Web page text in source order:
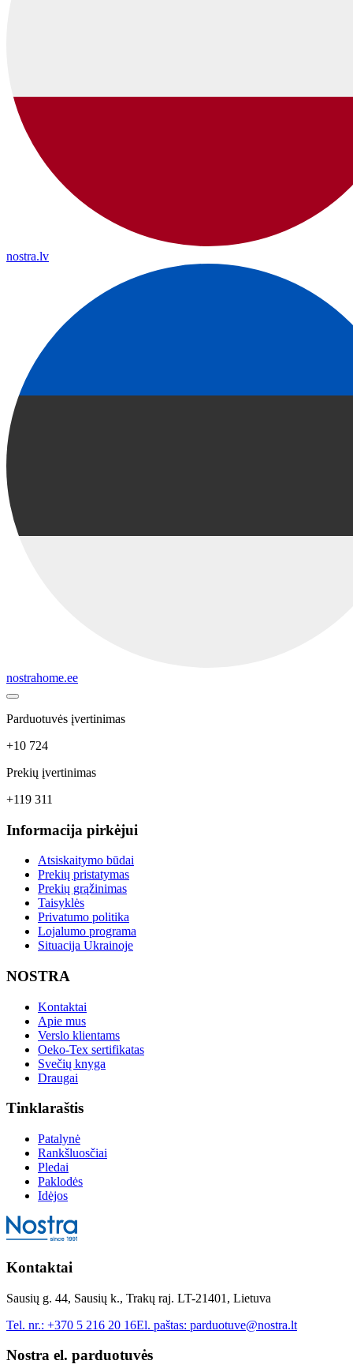
nostra.lv
nostrahome.ee
Parduotuvės įvertinimas
+10 724
Prekių įvertinimas
+119 311
Informacija pirkėjui
Atsiskaitymo būdai
Prekių pristatymas
Prekių grąžinimas
Taisyklės
Privatumo politika
Lojalumo programa
Situacija Ukrainoje
NOSTRA
Kontaktai
Apie mus
Verslo klientams
Oeko-Tex sertifikatas
Svečių knyga
Draugai
Tinklaraštis
Patalynė
Rankšluosčiai
Pledai
Paklodės
Idėjos
Kontaktai
Sausių g. 44, Sausių k., Trakų raj. LT-21401, Lietuva
Tel. nr.: +370 5 216 20 16El. paštas: parduotuve@nostra.lt
Nostra el. parduotuvės